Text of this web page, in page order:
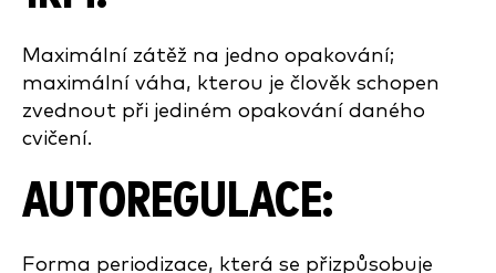
Maximální zátěž na jedno opakování;
maximální váha, kterou je člověk schopen
zvednout při jediném opakování daného
cvičení.
AUTOREGULACE:
Forma periodizace, která se přizpůsobuje